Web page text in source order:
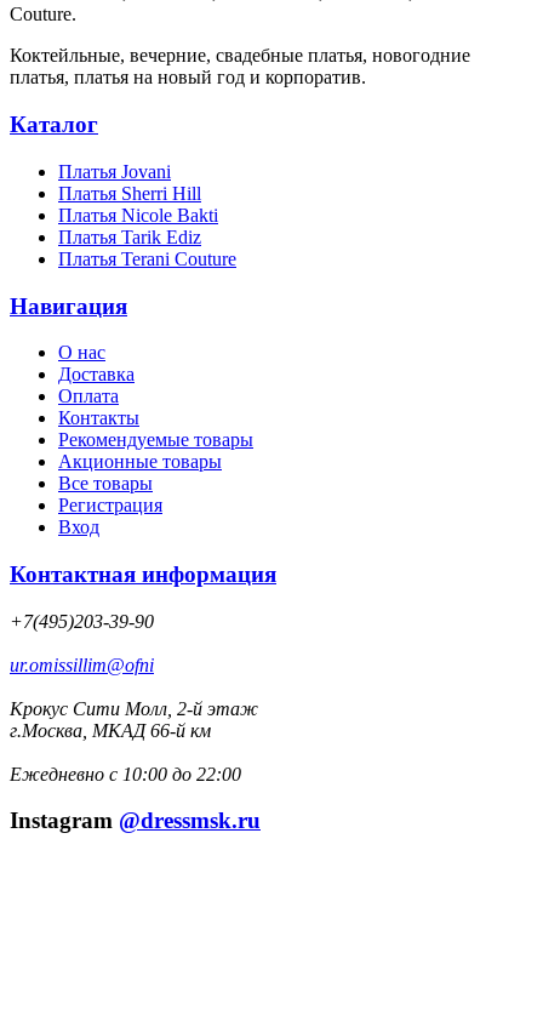
Couture.
Коктейльные, вечерние, свадебные платья, новогодние
платья, платья на новый год и корпоратив.
Каталог
Платья Jovani
Платья Sherri Hill
Платья Nicole Bakti
Платья Tarik Ediz
Платья Terani Couture
Навигация
О нас
Доставка
Оплата
Контакты
Рекомендуемые товары
Акционные товары
Все товары
Регистрация
Вход
Контактная информация
+7(495)203-39-90
ur.omissillim@ofni
Крокус Сити Молл, 2-й этаж
г.Москва, МКАД 66-й км
Ежедневно с 10:00 до 22:00
Instagram @dressmsk.ru